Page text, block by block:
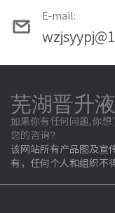
E-mail:
芜湖晋升
如果你有任何问题,你
您的咨询?
该网站所有产品图及宣
有，任何个人和组织不